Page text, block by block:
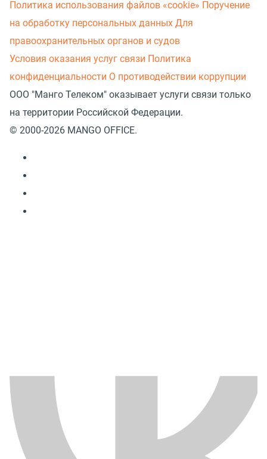
Политика использования файлов «cookie» Поручение
на обработку персональных данных Для
правоохранительных органов и судов
Условия оказания услуг связи Политика
конфиденциальности О противодействии коррупции
ООО "Манго Телеком" оказывает услуги связи только
на территории Российской Федерации.
© 2000-2026 MANGO OFFICE.